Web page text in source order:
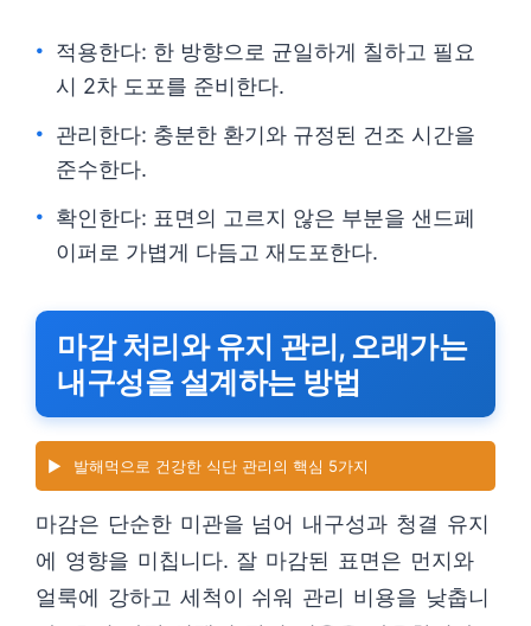
적용한다: 한 방향으로 균일하게 칠하고 필요
시 2차 도포를 준비한다.
관리한다: 충분한 환기와 규정된 건조 시간을
준수한다.
확인한다: 표면의 고르지 않은 부분을 샌드페
이퍼로 가볍게 다듬고 재도포한다.
마감 처리와 유지 관리, 오래가는
내구성을 설계하는 방법
▶️ 발해먹으로 건강한 식단 관리의 핵심 5가지
마감은 단순한 미관을 넘어 내구성과 청결 유지
에 영향을 미칩니다. 잘 마감된 표면은 먼지와
얼룩에 강하고 세척이 쉬워 관리 비용을 낮춥니